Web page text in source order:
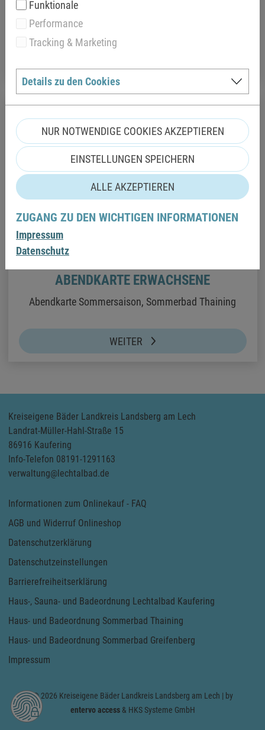
ABENDKARTE ERWACHSENE
Abendkarte Sommersaison, Sommerbad Thaining
WEITER
Kreiseigene Bäder Landkreis Landsberg am Lech
Landrat-Müller-Hahl-Straße 15
86916 Kaufering
Info-Telefon 08191-1291163
verwaltung@lechtalbad.de
Informationen zum Onlinekauf - FAQ
AGB und Widerruf Onlineshop
Datenschutzerklärung
Datenschutzeinstellungen
Barrierefreiheitserklärung
Haus-, Sauna- und Badeordnung Lechtalbad Kaufering
Haus- und Badeordnung Sommerbad Thaining
Haus- und Badeordnung Sommerbad Greifenberg
Impressum
© 2026 Kreiseigene Bäder Landkreis Landsberg am Lech | by
entervo access& HKS Systeme GmbH
Funktionale
Performance
Tracking & Marketing
Details zu den Cookies
NUR NOTWENDIGE COOKIES AKZEPTIEREN
EINSTELLUNGEN SPEICHERN
ALLE AKZEPTIEREN
ZUGANG ZU DEN WICHTIGEN INFORMATIONEN
Impressum
Datenschutz